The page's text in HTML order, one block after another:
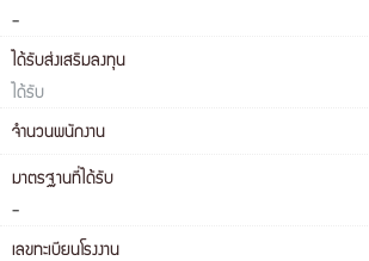
-
ได้รับส่งเสริมลงทุน
ได้รับ
จำนวนพนักงาน
มาตรฐานที่ได้รับ
-
เลขทะเบียนโรงงาน